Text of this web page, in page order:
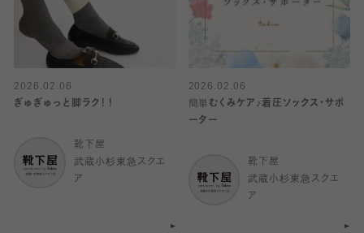
2026.02.06
ぎゅぎゅっと脚ラク！！
靴下屋
武蔵小杉東急スクエ
ア
2026.02.06
簡単むくみケア♪着圧ソックス・サポ
ーター
靴下屋
武蔵小杉東急スクエ
ア